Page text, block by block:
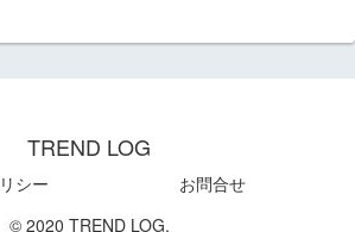
TREND LOG
シー
お問合せ
© 2020 TREND LOG.